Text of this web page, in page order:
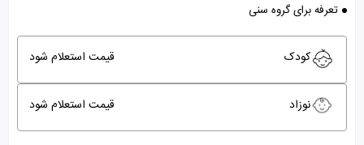
تعرفه برای گروه سنی
کودک قیمت استعلام شود
نوزاد قیمت استعلام شود